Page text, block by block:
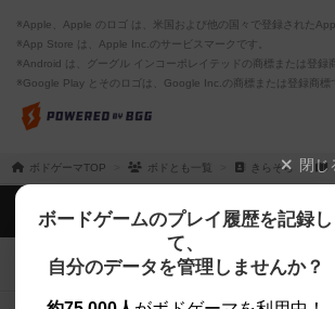
※Apple、Apple のロゴ は、米国および他の国々で登録された
※App Store は、Apple Inc.のサービスマークです。
※Android は、グーグル インコーポレイテッドの商標または登録
※Google Play とそのロゴは、Google Inc.の商標または登録商標
ボドゲーマTOP ボドとも一覧 きらそら 閉じ
ボードゲームのプレイ履歴を記録し
て、
自分のデータを管理しませんか？
ボドゲーマTOP
ボードゲームを検索する